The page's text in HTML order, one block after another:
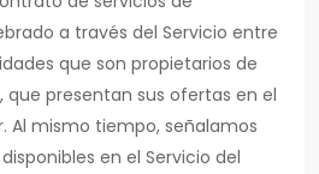
a través del Servicio entre
que son propietarios de
presentan sus ofertas en el
Al mismo tiempo, señalamos
en el Servicio del